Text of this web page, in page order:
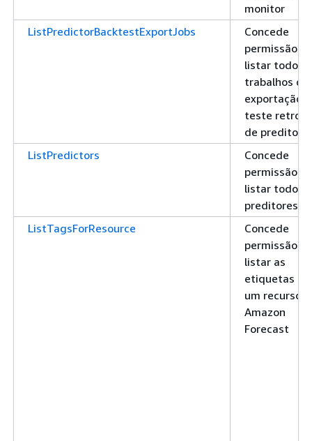
monitor
ListPredictorBacktestExportJobs
Concede
permissão
listar todos
trabalhos de
exportação
teste
de preditor
ListPredictors
Concede
permissão
listar todos
preditores
ListTagsForResource
Concede
permissão
listar as
etiquetas de
um recurso
Amazon
Forecast